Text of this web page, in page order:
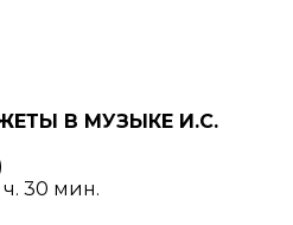
В МУЗЫКЕ И.С.
30 мин.